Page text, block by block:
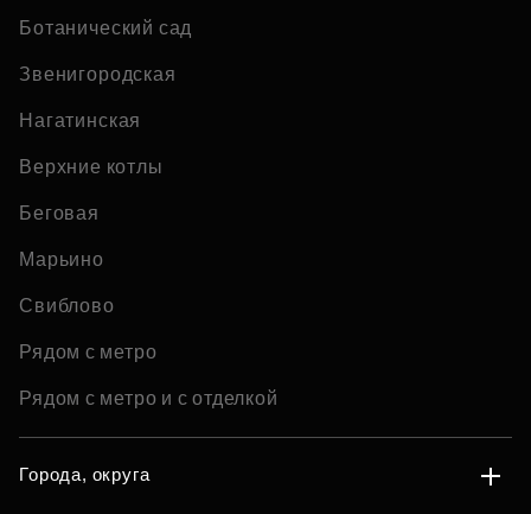
Ботанический сад
Звенигородская
Нагатинская
Верхние котлы
Беговая
Марьино
Свиблово
Рядом с метро
Рядом с метро и с отделкой
Города, округа